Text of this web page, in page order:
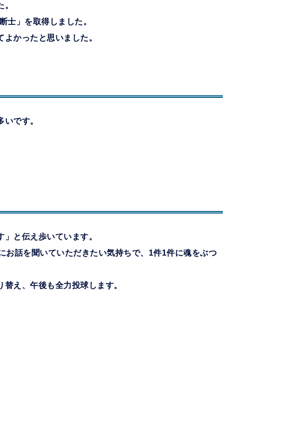
士」を取得しました。
かったと思いました。
です。
と伝え歩いています。
話を聞いていただきたい気持ちで、1件1件に魂をぶつ
え、午後も全力投球します。